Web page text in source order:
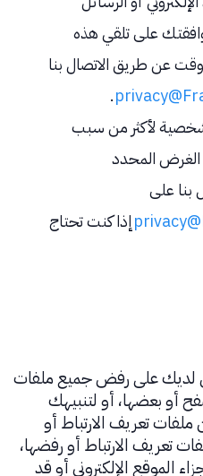
على تلقي هذه
عن طريق الاتصال بنا
.
لأكثر من سبب
الغرض المحدد
بنا على
إذا كنت تحتاج
على رفض جميع ملفات
أو بعضها، أو لتنبيهك
ملفات تعريف الارتباط أو
تعريف الارتباط أو رفضها،
الموقع الإلكتروني أو قد